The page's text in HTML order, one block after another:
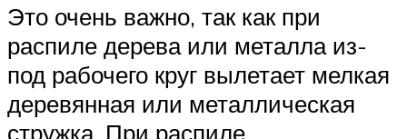
Это очень важно, так как при
распиле дерева или металла из-
под рабочего круг вылетает мелкая
деревянная или металлическая
стружка. При распиле